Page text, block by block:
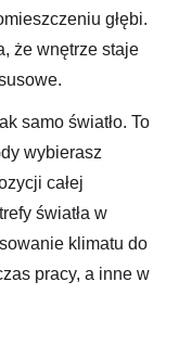
głębi.
że wnętrze staje
samo światło. To
wybierasz
całej
światła w
klimatu do
pracy, a inne w